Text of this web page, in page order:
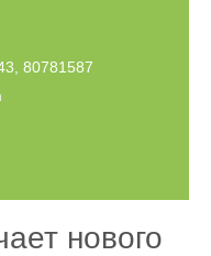
80781587
нового